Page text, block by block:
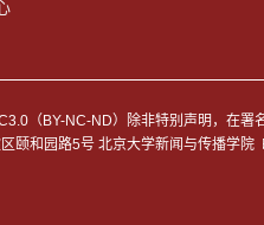
（BY-NC-ND）除非特别声明，在
区颐和园路5号 北京大学新闻与传播